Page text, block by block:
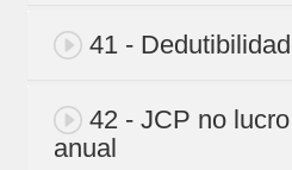
41 -
42 - JCP no
anual